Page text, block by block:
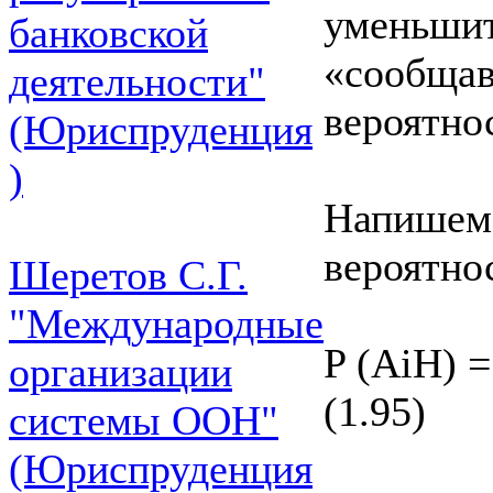
банковской
деятельности"
(Юриспруденция
)
Шеретов С.Г.
"Международные
организации
системы ООН"
(Юриспруденция
Напишем
P (AiH)
(1.95)